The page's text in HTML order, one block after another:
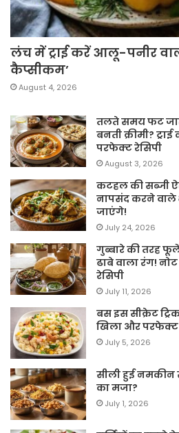
लंच में ट्राई करें आलू-पनीर
कैप्सीकम’
August 4, 2026
तलते समय फट जाते
बनती क्रीमी?
परफेक्ट रेसिपी
August 3, 2026
कटहल की सब्जी
नापसंद करने वाले
जाएंगे!
July 24, 2026
गुब्बारे की तरह
ढाबे वाला रंग!
रेसिपी
July 11, 2026
बस इस सीक्रेट
खिला और परफेक्ट
July 5, 2026
सीली हुई नमकीन
का मजा?
July 1, 2026